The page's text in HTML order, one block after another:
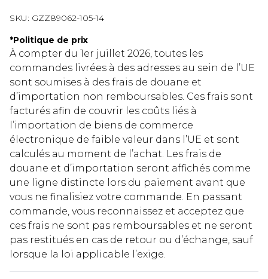
SKU: GZZ89062-105-14
*Politique de prix
À compter du 1er juillet 2026, toutes les
commandes livrées à des adresses au sein de l’UE
sont soumises à des frais de douane et
d’importation non remboursables. Ces frais sont
facturés afin de couvrir les coûts liés à
l’importation de biens de commerce
électronique de faible valeur dans l’UE et sont
calculés au moment de l’achat. Les frais de
douane et d’importation seront affichés comme
une ligne distincte lors du paiement avant que
vous ne finalisiez votre commande. En passant
commande, vous reconnaissez et acceptez que
ces frais ne sont pas remboursables et ne seront
pas restitués en cas de retour ou d’échange, sauf
lorsque la loi applicable l’exige.